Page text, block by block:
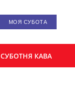
МОЯ СУБОТА
СУБОТНЯ КАВА